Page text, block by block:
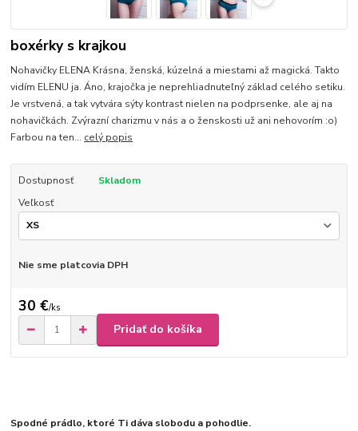
boxérky s krajkou
Nohavičky ELENA Krásna, ženská, kúzelná a miestami až magická. Takto
vidím ELENU ja. Áno, krajočka je neprehliadnuteľný základ celého setiku.
Je vrstvená, a tak vytvára sýty kontrast nielen na podprsenke, ale aj na
nohavičkách. Zvýrazní charizmu v nás a o ženskosti už ani nehovorím :o)
Farbou na ten... celý popis
Dostupnosť
Skladom
Veľkosť
Nie sme platcovia DPH
30 €/ks
Pridať do košíka
Spodné prádlo, ktoré Ti dáva slobodu a pohodlie.